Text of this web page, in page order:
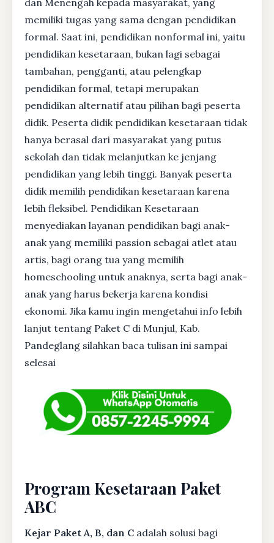
dan Menengah kepada masyarakat, yang
memiliki tugas yang sama dengan pendidikan
formal. Saat ini, pendidikan nonformal ini, yaitu
pendidikan kesetaraan, bukan lagi sebagai
tambahan, pengganti, atau pelengkap
pendidikan formal, tetapi merupakan
pendidikan alternatif atau pilihan bagi peserta
didik. Peserta didik pendidikan kesetaraan tidak
hanya berasal dari masyarakat yang putus
sekolah dan tidak melanjutkan ke jenjang
pendidikan yang lebih tinggi. Banyak peserta
didik memilih pendidikan kesetaraan karena
lebih fleksibel. Pendidikan Kesetaraan
menyediakan layanan pendidikan bagi anak-
anak yang memiliki passion sebagai atlet atau
artis, bagi orang tua yang memilih
homeschooling untuk anaknya, serta bagi anak-
anak yang harus bekerja karena kondisi
ekonomi. Jika kamu ingin mengetahui info lebih
lanjut tentang Paket C di Munjul, Kab.
Pandeglang silahkan baca tulisan ini sampai
selesai
Program Kesetaraan Paket
ABC
Kejar Paket A, B, dan C adalah solusi bagi